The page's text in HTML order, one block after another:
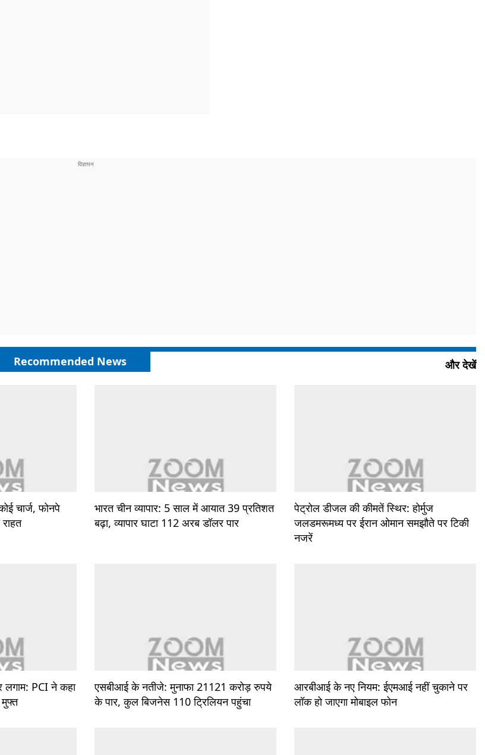
Recommended News और देखें
चार्ज, फोनपे
भारत चीन व्यापार: 5 साल में आयात 39 प्रतिशत
बढ़ा, व्यापार घाटा 112 अरब डॉलर पार
पेट्रोल डीजल की कीमतें स्थिर: होर्मुज
जलडमरूमध्य पर ईरान ओमान समझौते पर टिकी
नजरें
लगाम: PCI ने कहा
एसबीआई के नतीजे: मुनाफा 21121 करोड़ रुपये
के पार, कुल बिजनेस 110 ट्रिलियन पहुंचा
आरबीआई के नए नियम: ईएमआई नहीं चुकाने पर
लॉक हो जाएगा मोबाइल फोन